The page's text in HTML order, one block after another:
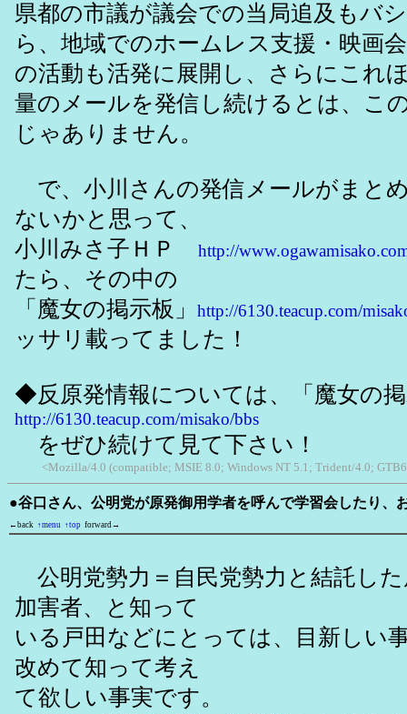
県都の市議が議会での当局追及もバ
ら、地域でのホームレス支援・映画
の活動も活発に展開し、さらにこれ
量のメールを発信し続けるとは、こ
じゃありません。
で、小川さんの発信メールがまと
ないかと思って、
小川みさ子ＨＰ
http://
たら、その中の
「魔女の掲示板」
http://6130.teacup.com/
ッサリ載ってました！
◆反原発情報については、「魔女の
http://6130.teacup.com/misako/bbs
をぜひ続けて見て下さい！
<Mozilla/4.0 (compatible; MSIE 8.0; Windows NT 5.1; Trident/4.0;
●谷口さん、公明党が原発御用学者を呼んで学習会したり、
←back ↑menu ↑top forward→
公明党勢力＝自民党勢力と結託し
加害者、と知って
いる戸田などにとっては、目新しい
改めて知って考え
て欲しい事実です。